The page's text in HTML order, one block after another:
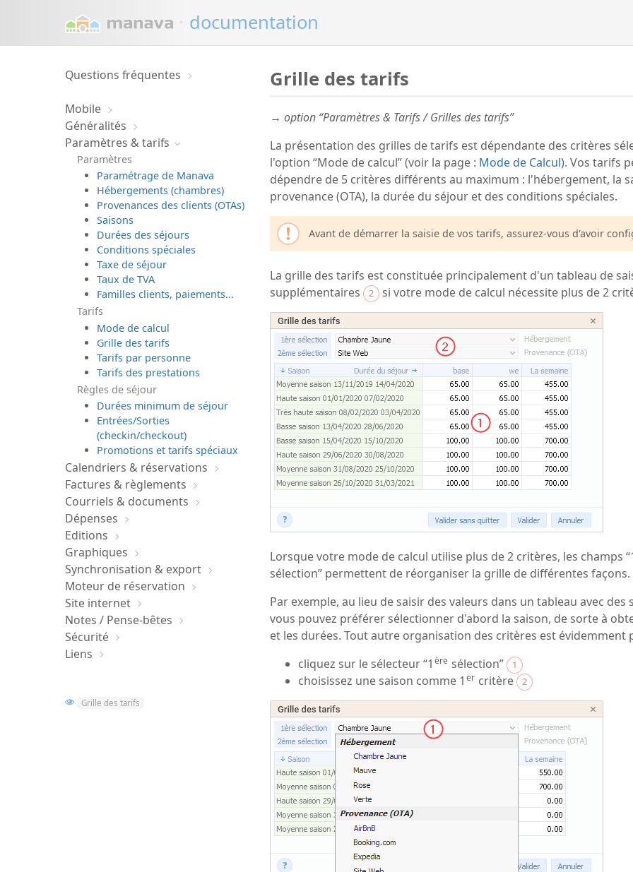
· documentation
Questions fréquentes
Mobile
Généralités
Paramètres & tarifs
Paramètres
Paramétrage de Manava
Hébergements (chambres)
Provenances des clients (OTAs)
Saisons
Durées des séjours
Conditions spéciales
Taxe de séjour
Taux de TVA
Familles clients, paiements...
Tarifs
Mode de calcul
Grille des tarifs
Tarifs par personne
Tarifs des prestations
Règles de séjour
Durées minimum de séjour
Entrées/Sorties
(checkin/checkout)
Promotions et tarifs spéciaux
Calendriers & réservations
Factures & règlements
Courriels & documents
Dépenses
Editions
Graphiques
Synchronisation & export
Moteur de réservation
Site internet
Notes / Pense-bêtes
Sécurité
Liens
Grille des tarifs
Grille des tarifs
→ option “Paramètres & Tarifs / Grilles des tarifs”
La présentation des grilles de tarifs est dépendante des critères
l'option “Mode de calcul” (voir la page : Mode de Calcul). Vos tarifs
dépendre de 5 critères différents au maximum : l'hébergement, la
provenance (OTA), la durée du séjour et des conditions spéciales.
Avant de démarrer la saisie de vos tarifs, assurez-vous d'avoir
La grille des tarifs est constituée principalement d'un tableau de
supplémentaires
2 si votre mode de calcul nécessite plus de 2
Lorsque votre mode de calcul utilise plus de 2 critères, les champs
sélection” permettent de réorganiser la grille de différentes façons.
Par exemple, au lieu de saisir des valeurs dans un tableau avec
vous pouvez préférer sélectionner d'abord la saison, de sorte à
et les durées. Tout autre organisation des critères est évidemment
cliquez sur le sélecteur “1 ère sélection” 1
choisissez une saison comme 1 er critère 2